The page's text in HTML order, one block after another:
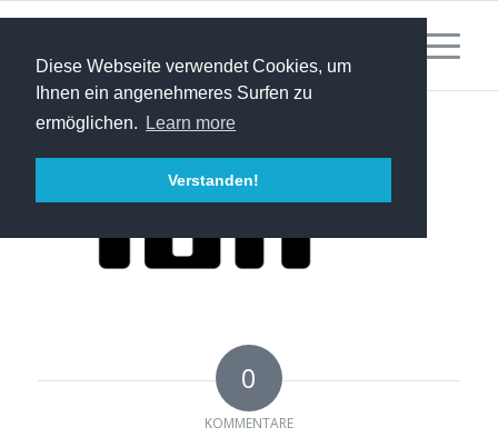
Diese Webseite verwendet Cookies, um
Ihnen ein angenehmeres Surfen zu
ermöglichen.
Learn more
Verstanden!
0
KOMMENTARE